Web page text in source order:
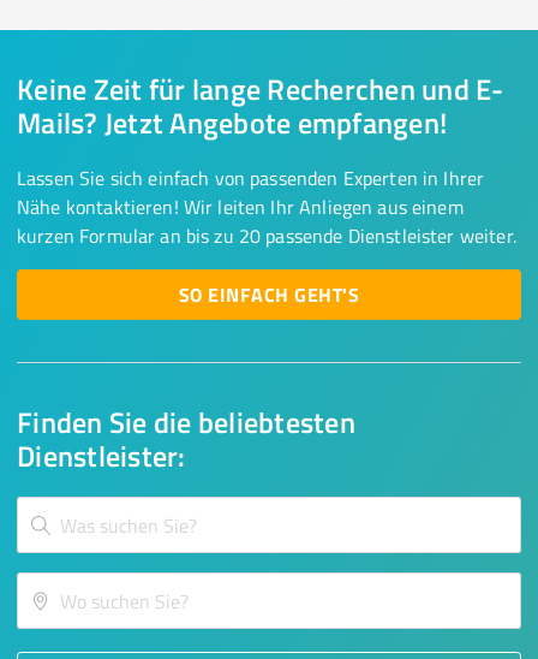
Finden Sie die beliebtesten
Dienstleister:
Keine Zeit für lange Recherchen und E-
Mails? Jetzt Angebote empfangen!
Lassen Sie sich einfach von passenden Experten in Ihrer
Nähe kontaktieren! Wir leiten Ihr Anliegen aus einem
kurzen Formular an bis zu 20 passende Dienstleister weiter.
SO EINFACH GEHT'S